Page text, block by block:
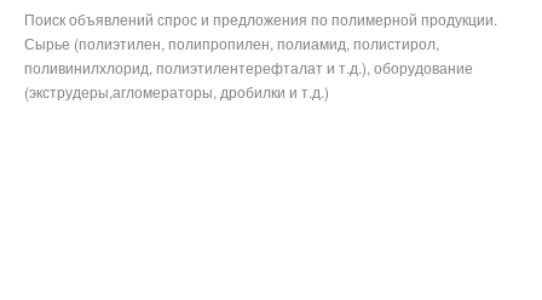
Поиск объявлений спрос и предложения по полимерной продукции.
Сырье (полиэтилен, полипропилен, полиамид, полистирол,
поливинилхлорид, полиэтилентерефталат и т.д.), оборудование
(экструдеры,агломераторы, дробилки и т.д.)